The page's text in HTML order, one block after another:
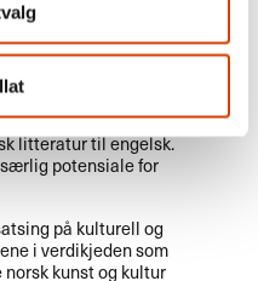
litteratur
NORLAom tilskudd til
litteratur til engelsk.
potensiale for
på kulturell og
i verdikjeden som
kunst og kultur